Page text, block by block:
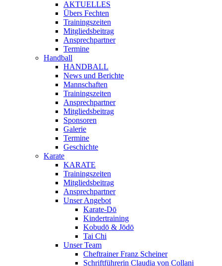
AKTUELLES
Übers Fechten
Trainingszeiten
Mitgliedsbeitrag
Ansprechpartner
Termine
Handball
HANDBALL
News und Berichte
Mannschaften
Trainingszeiten
Ansprechpartner
Mitgliedsbeitrag
Sponsoren
Galerie
Termine
Geschichte
Karate
KARATE
Trainingszeiten
Mitgliedsbeitrag
Ansprechpartner
Unser Angebot
Karate-Dō
Kindertraining
Kobudō & Jōdō
Tai Chi
Unser Team
Cheftrainer Franz Scheiner
Schriftführerin Claudia von Collani